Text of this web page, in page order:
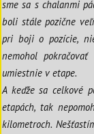
sme sa s chalanmi
boli stále pozične
pri boji o pozície,
nemohol
umiestnie v etape.
A keďže sa celkové
etapách, tak
kilometroch.